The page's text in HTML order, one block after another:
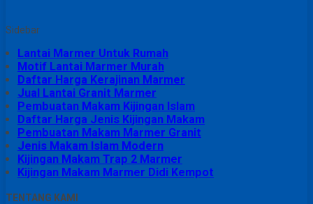
Sidebar
Lantai Marmer Untuk Rumah
Motif Lantai Marmer Murah
Daftar Harga Kerajinan Marmer
Jual Lantai Granit Marmer
Pembuatan Makam Kijingan Islam
Daftar Harga Jenis Kijingan Makam
Pembuatan Makam Marmer Granit
Jenis Makam Islam Modern
Kijingan Makam Trap 2 Marmer
Kijingan Makam Marmer Didi Kempot
TENTANG KAMI